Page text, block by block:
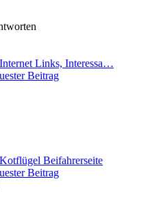
Links, Interessa…
Beitrag
Beifahrerseite
Beitrag